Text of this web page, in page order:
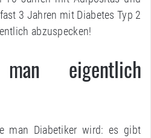
3 Jahren mit Diabetes Typ 2
abzuspecken!
eigentlich
man Diabetiker wird: es gibt